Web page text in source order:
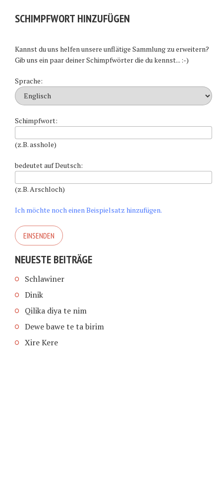
SCHIMPFWORT HINZUFÜGEN
Kannst du uns helfen unsere unflätige Sammlung zu erweitern?
Gib uns ein paar deiner Schimpfwörter die du kennst... :-)
Sprache:
Schimpfwort:
(z.B. asshole)
bedeutet auf Deutsch:
(z.B. Arschloch)
Ich möchte noch einen Beispielsatz hinzufügen.
NEUESTE BEITRÄGE
Schlawiner
Dinik
Qilika diya te nim
Dewe bawe te ta birim
Xire Kere